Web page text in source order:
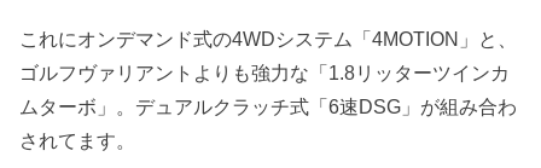
これにオンデマンド式の4WDシステム「4MOTION」と、
ゴルフヴァリアントよりも強力な「1.8リッターツインカ
ムターボ」。デュアルクラッチ式「6速DSG」が組み合わ
されてます。